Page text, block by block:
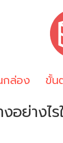
กล่อง ขั้น
อย่างไ